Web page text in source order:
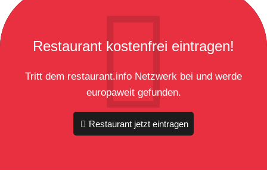
Restaurant kostenfrei eintragen!
Tritt dem restaurant.info Netzwerk bei und werde
europaweit gefunden.
Restaurant jetzt eintragen